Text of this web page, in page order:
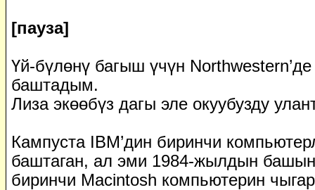
[пауза]
Үй-бүлөнү багыш үчүн
баштадым.
Лиза экөөбүз дагы эле окуубузду
Кампуста IBM’дин биринчи
баштаган, ал эми 1984-жылдын
биринчи Macintosh компьютерин